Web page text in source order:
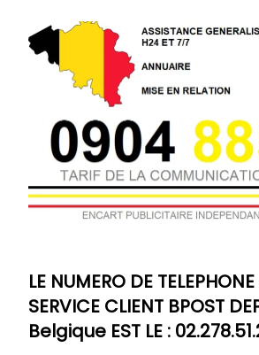
LE NUMERO DE
SERVICE CLIENT BPOST
Belgique EST LE :